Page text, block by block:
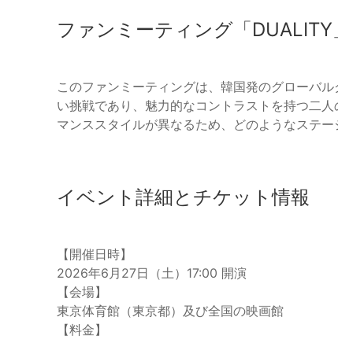
ファンミーティング「DUALITY
このファンミーティングは、韓国発のグローバ
い挑戦であり、魅力的なコントラストを持つ二
マンススタイルが異なるため、どのようなステ
イベント詳細とチケット情報
【開催日時】
2026年6月27日（土）17:00 開演
【会場】
東京体育館（東京都）及び全国の映画館
【料金】